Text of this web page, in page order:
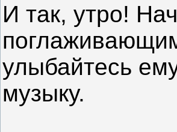
И так, утро!
улыбайтесь
музыку.